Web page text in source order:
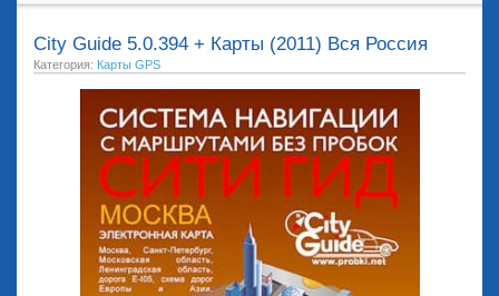
City Guide 5.0.394 + Карты (2011) Вся Россия
Категория: Карты GPS